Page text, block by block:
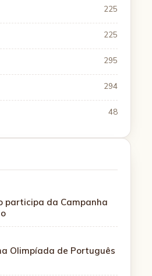
225
225
295
294
48
participa da Campanha
Olimpíada de Português